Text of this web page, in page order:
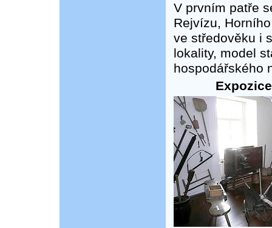
V prvním patře
Rejvízu,
ve středověku i
lokality, model
hospodářského